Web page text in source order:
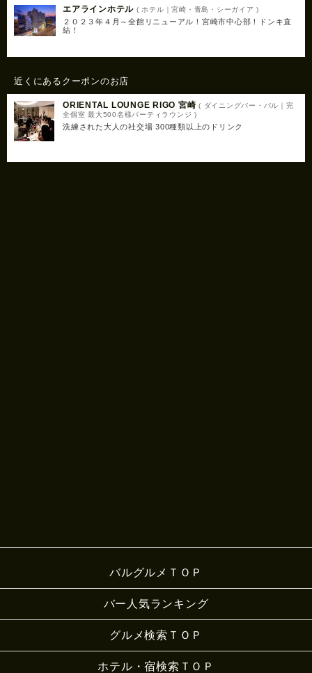
エアラインホテル ( ホテル｜宮崎・青島・シーガイア )
２０２３年４月～全館リニューアル！宮崎市中心部！ドンキ直
結！
近くにあるクーポンのお店
ORIENTAL LOUNGE RIGO 宮崎 ( ダイニングバー・バル｜完
全個室 最大500名様パーティラウンジ )
洗練された大人の社交場 300種類以上のドリンク
バルグルメＴＯＰ
バー人気ランキング
グルメ検索ＴＯＰ
ホテル・宿検索ＴＯＰ